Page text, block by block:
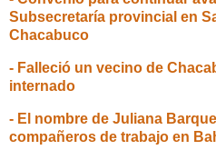
Subsecretaría provincial en
Chacabuco
- Falleció un vecino de
internado
- El nombre de Juliana
compañeros de trabajo en